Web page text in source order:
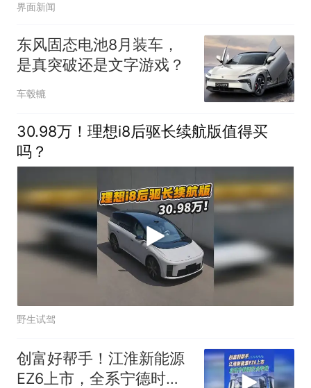
界面新闻
东风固态电池8月装车，
是真突破还是文字游戏？
车毂轆
30.98万！理想i8后驱长续航版值得买
吗？
野生试驾
创富好帮手！江淮新能源
EZ6上市，全系宁德时代